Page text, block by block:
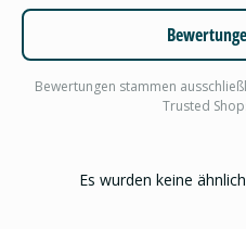
Bewertungen stammen
Trusted
Es wurden keine